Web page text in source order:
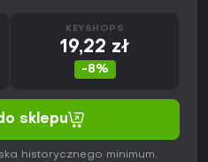
KEYSHOPS
19,22 zł
-8%
sklepu
historycznego minimum.